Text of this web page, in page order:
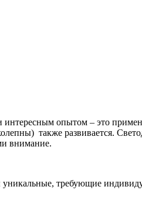
интересным опытом – это
также развивается.
внимание.
уникальные, требующие